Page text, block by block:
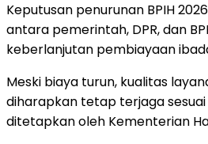
Keputusan penurunan BPIH
antara pemerintah, DPR, dan
keberlanjutan pembiayaan
Meski biaya turun, kualitas
diharapkan tetap terjaga
ditetapkan oleh Kementerian